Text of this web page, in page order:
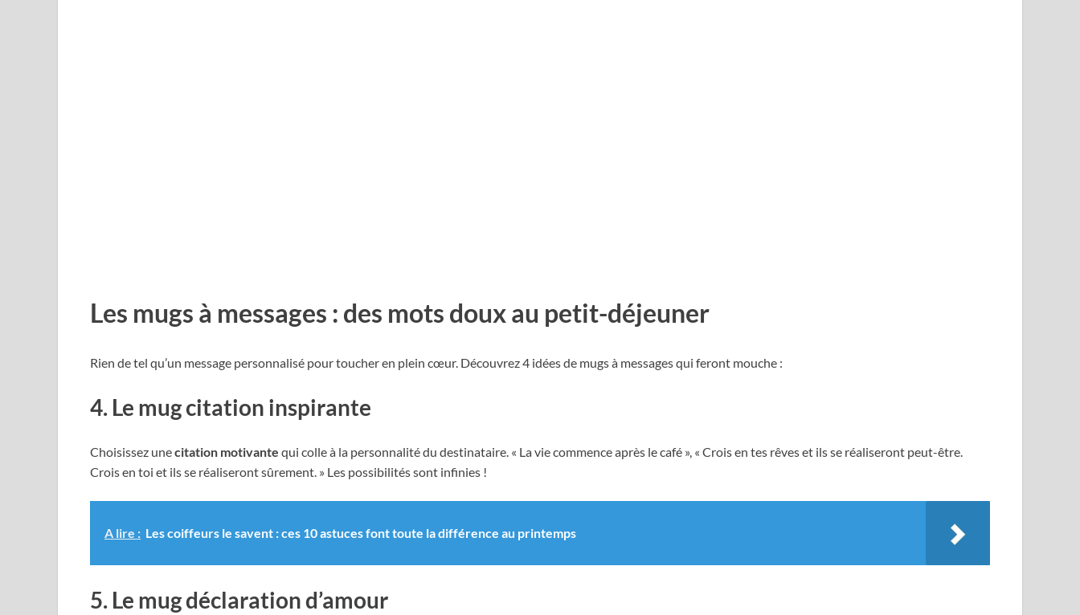
Les mugs à messages : des mots doux au petit-déjeuner
Rien de tel qu’un message personnalisé pour toucher en plein cœur. Découvrez 4 idées de mugs à messages qui feront mouche :
4. Le mug citation inspirante
Choisissez unecitation motivante qui colle à la personnalité du destinataire. « La vie commence après le café », « Crois en tes rêves et ils se réaliseront peut-être.
Crois en toi et ils se réaliseront sûrement. » Les possibilités sont infinies !
A lire : Les coiffeurs le savent : ces 10 astuces font toute la différence au printemps
5. Le mug déclaration d’amour